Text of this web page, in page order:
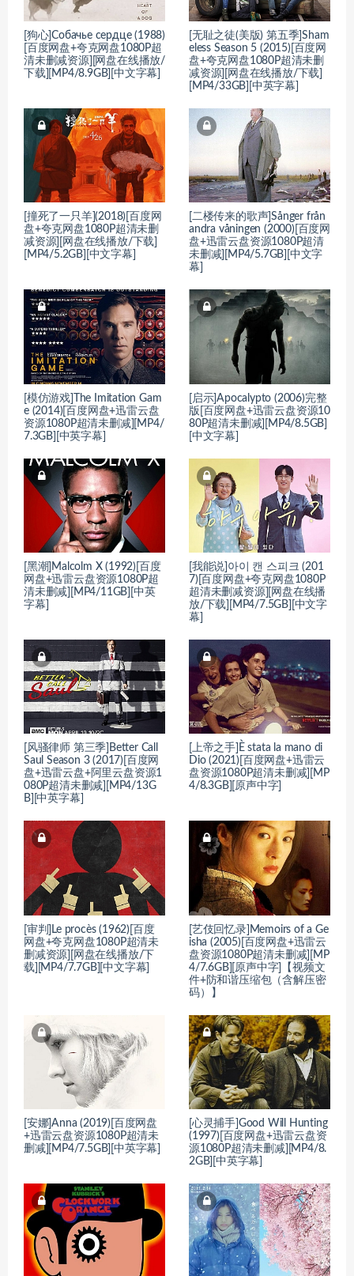
[狗心]Собачье сердце (1988)
[百度网盘+夸克网盘1080P超
清未删减资源][网盘在线播放/
下载][MP4/8.9GB][中文字幕]
[无耻之徒(美版) 第五季]Sham
eless Season 5 (2015)[百度网
盘+夸克网盘1080P超清未删
减资源][网盘在线播放/下载]
[MP4/33GB][中英字幕]
[撞死了一只羊](2018)[百度网
盘+夸克网盘1080P超清未删
减资源][网盘在线播放/下载]
[MP4/5.2GB][中文字幕]
[二楼传来的歌声]Sånger från
andra våningen (2000)[百度网
盘+迅雷云盘资源1080P超清
未删减][MP4/5.7GB][中文字
幕]
[模仿游戏]The Imitation Gam
e (2014)[百度网盘+迅雷云盘
资源1080P超清未删减][MP4/
7.3GB][中英字幕]
[启示]Apocalypto (2006)完整
版[百度网盘+迅雷云盘资源10
80P超清未删减][MP4/8.5GB]
[中文字幕]
[黑潮]Malcolm X (1992)[百度
网盘+迅雷云盘资源1080P超
清未删减][MP4/11GB][中英
字幕]
[我能说]아이 캔 스피크 (201
7)[百度网盘+夸克网盘1080P
超清未删减资源][网盘在线播
放/下载][MP4/7.5GB][中文字
幕]
[风骚律师 第三季]Better Call
Saul Season 3 (2017)[百度网
盘+迅雷云盘+阿里云盘资源1
080P超清未删减][MP4/13G
B][中英字幕]
[上帝之手]È stata la mano di
Dio (2021)[百度网盘+迅雷云
盘资源1080P超清未删减][MP
4/8.3GB][原声中字]
[审判]Le procès (1962)[百度
网盘+夸克网盘1080P超清未
删减资源][网盘在线播放/下
载][MP4/7.7GB][中文字幕]
[艺伎回忆录]Memoirs of a Ge
isha (2005)[百度网盘+迅雷云
盘资源1080P超清未删减][MP
4/7.6GB][原声中字]【视频文
件+防和谐压缩包（含解压密
码）】
[安娜]Anna (2019)[百度网盘
+迅雷云盘资源1080P超清未
删减][MP4/7.5GB][中英字幕]
[心灵捕手]Good Will Hunting
(1997)[百度网盘+迅雷云盘资
源1080P超清未删减][MP4/8.
2GB][中英字幕]